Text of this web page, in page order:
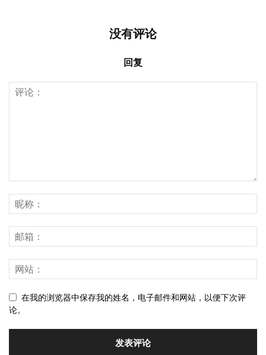
没有评论
回复
在我的浏览器中保存我的姓名，电子邮件和网站，以便下次评
论。